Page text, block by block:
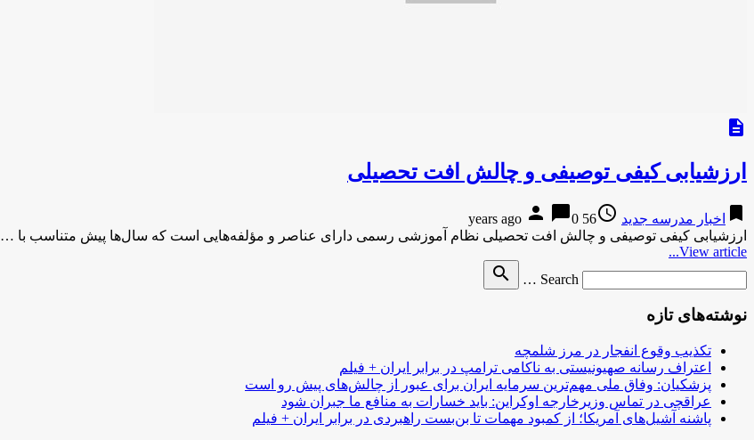
description
ارزشیابی کیفی توصیفی و چالش افت تحصیلی
bookmark اخبار مدرسه جدید access_time
56 years ago
person chat_bubble0
ارزشیابی کیفی توصیفی و چالش افت تحصیلی نظام آموزشی رسمی دارای عناصر و مؤلفه­‌هایی است که سال‌ها پیش متناسب با …
View article...
Search …
search
نوشته‌های تازه
تکذیب وقوع انفجار در مرز شلمچه
اعتراف رسانه صهیونیستی به ناکامی ترامپ در برابر ایران + فیلم
پزشکیان: وفاق ملی مهم‌ترین سرمایه ایران برای عبور از چالش‌های پیش رو است
عراقچی در تماس وزیرخارجه اوکراین: باید خسارات به منافع ما جبران شود
پاشنه آشیل‌های آمریکا؛ از کمبود مهمات تا بن‌بست راهبردی در برابر ایران + فیلم